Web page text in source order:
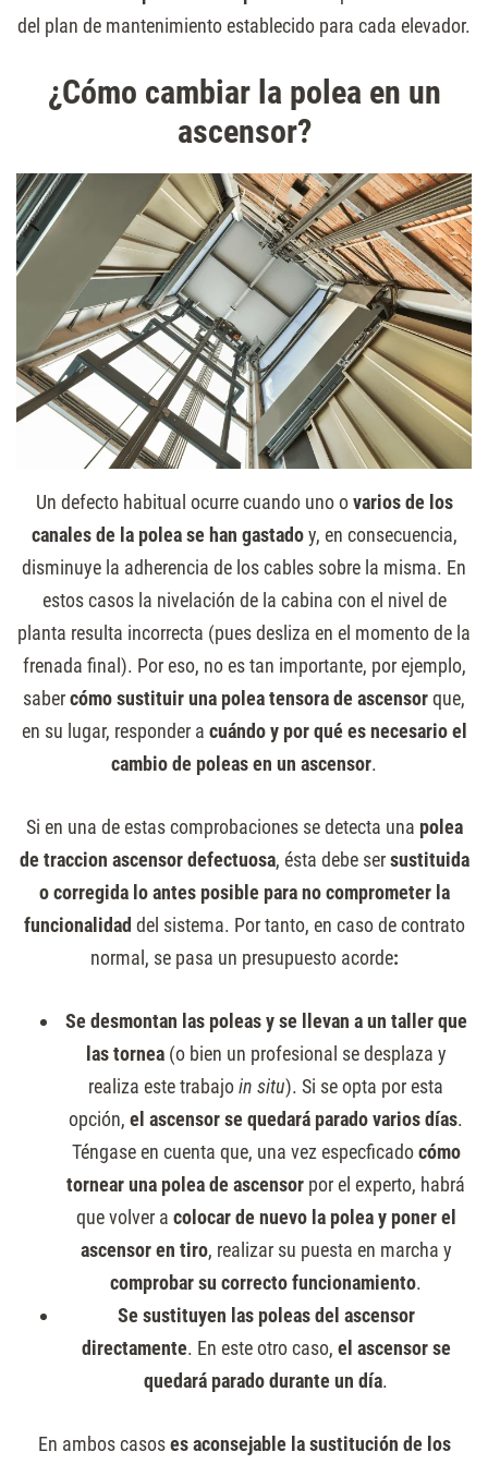
del plan de mantenimiento establecido para cada elevador.
¿Cómo cambiar la polea en un
ascensor?
Un defecto habitual ocurre cuando uno ovarios de los
canales de la polea se han gastadoy, en consecuencia,
disminuye la adherencia de los cables sobre la misma. En
estos casos la nivelación de la cabina con el nivel de
planta resulta incorrecta (pues desliza en el momento de la
frenada final). Por eso, no es tan importante, por ejemplo,
sabercómo sustituir una polea tensora de ascensorque,
en su lugar, responder a cuándo y por qué es necesario el
cambio de poleas en un ascensor.
Si en una de estas comprobaciones se detecta una polea
de traccion ascensor defectuosa, ésta debe sersustituida
o corregida lo antes posible para no comprometer la
funcionalidad del sistema. Por tanto, en caso de contrato
normal, se pasa un presupuesto acorde:
Se desmontan las poleas y se llevan a un taller que
las tornea (o bien un profesional se desplaza y
realiza este trabajoin situ). Si se opta por esta
opción, el ascensor se quedará parado varios días.
Téngase en cuenta que, una vez especficadocómo
tornear una polea de ascensor por el experto, habrá
que volver a colocar de nuevo la polea y poner el
ascensor en tiro, realizar su puesta en marcha y
comprobar su correcto funcionamiento.
Se sustituyen las poleas del ascensor
directamente. En este otro caso, el ascensor se
quedará parado durante un día.
En ambos casoses aconsejable la sustitución de los